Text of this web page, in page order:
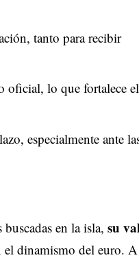
tanto para recibir
oficial, lo que fortalece el
especialmente ante
en la isla, su
el dinamismo del euro. A